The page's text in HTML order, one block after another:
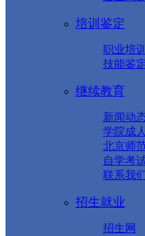
培训鉴定
职业培训
技能鉴定
继续教育
新闻动
学院成
北京师
自学考
联系我
招生就业
招生网